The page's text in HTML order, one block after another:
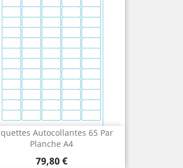
Autocollantes 65 Par
Planche A4
Prix
79,80 €